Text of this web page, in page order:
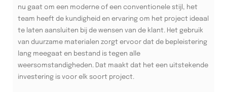
nu gaat om een moderne of een conventionele stijl, het
team heeft de kundigheid en ervaring om het project ideaal
te laten aansluiten bij de wensen van de klant. Het gebruik
van duurzame materialen zorgt ervoor dat de bepleistering
lang meegaat en bestand is tegen alle
weersomstandigheden. Dat maakt dat het een uitstekende
investering is voor elk soort project.